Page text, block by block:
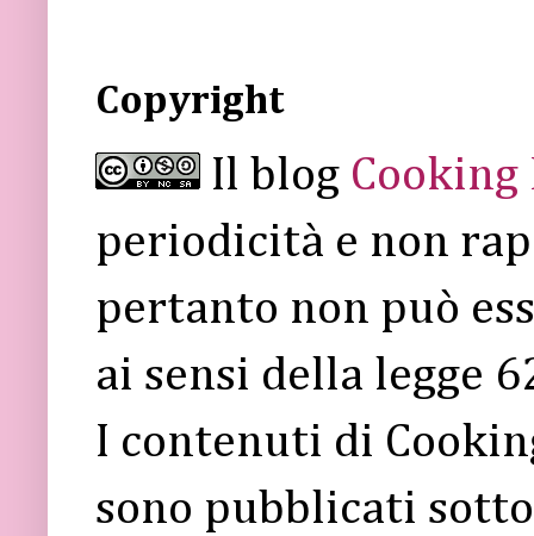
Copyright
Il blog Cooking
periodicità e non
pertanto non può
ai sensi della legge
I contenuti di
sono pubblicati